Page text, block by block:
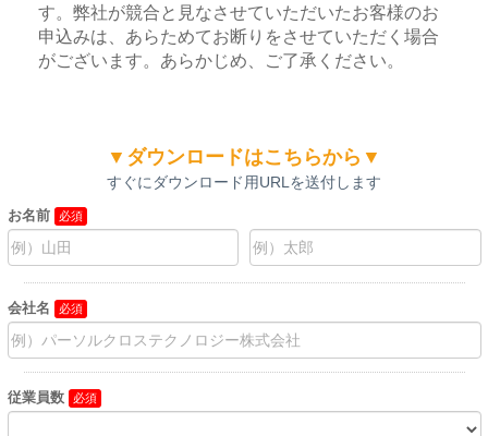
す。弊社が競合と見なさせていただいたお客様のお
申込みは、あらためてお断りをさせていただく場合
がございます。あらかじめ、ご了承ください。
▼ダウンロードはこちらから▼
すぐにダウンロード用URLを送付します
お名前
会社名
従業員数